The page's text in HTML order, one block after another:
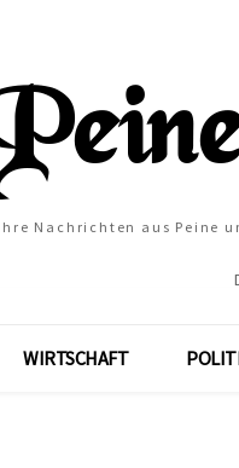
Nachrichten aus Peine
WIRTSCHAFT